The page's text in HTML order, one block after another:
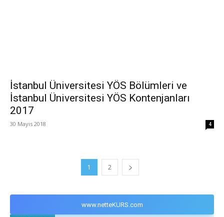
İstanbul Üniversitesi YÖS Bölümleri ve
İstanbul Üniversitesi YÖS Kontenjanları
2017
30 Mayıs 2018 4
1 2
www.netteKURS.com